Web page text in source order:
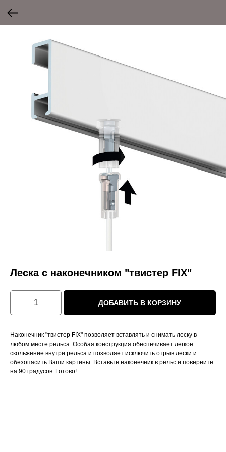
Леска с наконечником "твистер FIX"
ДОБАВИТЬ В КОРЗИНУ
Наконечник "твистер FIX" позволяет вставлять и снимать леску в
любом месте рельса. Особая конструкция обеспечивает легкое
скольжение внутри рельса и позволяет исключить отрыв лески и
обезопасить Ваши картины. Вставьте наконечник в рельс и поверните
на 90 градусов. Готово!